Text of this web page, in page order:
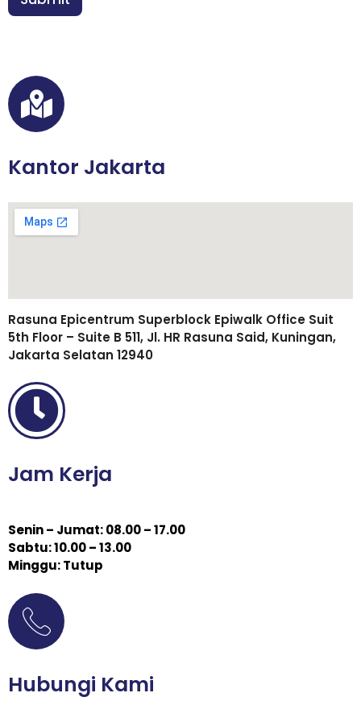
h
*
Kantor Jakarta
Rasuna Epicentrum Superblock Epiwalk Office Suit
5th Floor – Suite B 511, Jl. HR Rasuna Said, Kuningan,
Jakarta Selatan 12940
Jam Kerja
Senin – Jumat: 08.00 – 17.00
Sabtu: 10.00 – 13.00
Minggu: Tutup
Hubungi Kami